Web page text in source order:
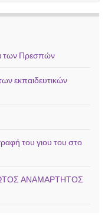
των Πρεσπών
εκπαιδευτικών
του γιου του στο
ΑΝΑΜΑΡΤΗΤΟΣ